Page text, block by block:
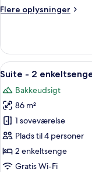
View)
Flere oplysninger
Flere
-
enkeltsenge
View)
Indlæs
alle
billeder
af
Suite
-
2
enkeltsenge
7
Suite - 2
Bakkeudsigt
86 m²
1 soveværelse
Plads til 4 personer
2 enkeltsenge
Gratis Wi-Fi